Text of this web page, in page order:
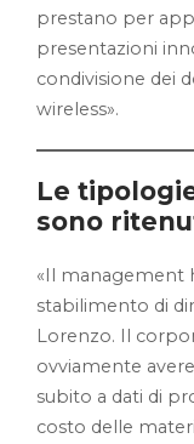
prestano per
presentazioni
condivisione dei
wireless».
Le
sono
«Il management
stabilimento di
Lorenzo. Il
ovviamente
subito a dati di
costo delle